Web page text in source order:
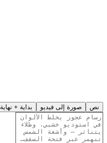
نص صورة إلى فيديو بداية + نهاية